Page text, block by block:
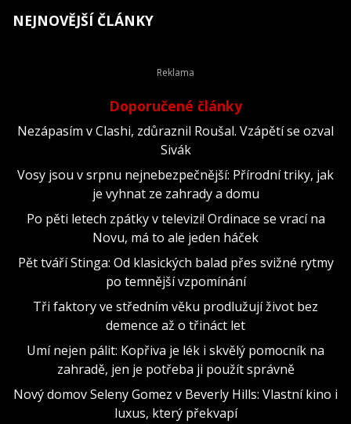
NEJNOVĚJŠÍ ČLÁNKY
Doporučené články
Nezápasím v Clashi, zdůraznil Roušal. Vzápětí se ozval
Sivák
Vosy jsou v srpnu nejnebezpečnější: Přírodní triky, jak
je vyhnat ze zahrady a domu
Po pěti letech zpátky v televizi! Ordinace se vrací na
Novu, má to ale jeden háček
Pět tváří Stinga: Od klasických balad přes svižné rytmy
po temnější vzpomínání
Tři faktory ve středním věku prodlužují život bez
demence až o třináct let
Umí nejen pálit: Kopřiva je lék i skvělý pomocník na
zahradě, jen je potřeba ji použít správně
Nový domov Seleny Gomez v Beverly Hills: Vlastní kino i
luxus, který překvapí